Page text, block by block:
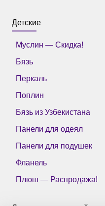
Детские
Муслин — Скидка!
Бязь
Перкаль
Поплин
Бязь из Узбекистана
Панели для одеял
Панели для подушек
Фланель
Плюш — Распродажа!